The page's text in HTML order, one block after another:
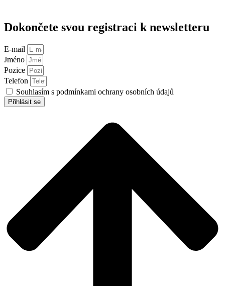
Dokončete svou registraci k newsletteru
E-mail
Jméno
Pozice
Telefon
Souhlasím s podmínkami ochrany osobních údajů
Přihlásit se